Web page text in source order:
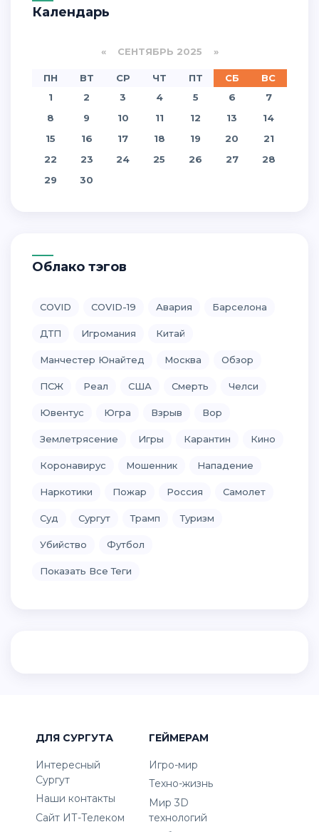
Календарь
«СЕНТЯБРЬ 2025 »
ПН ВТ СР ЧТ ПТ СБ
ВС
1
2 3 4 5 6
7
8
9 10 11 12 13
14
15
16 17 18 19 20
21
22
23 24 25 26 27
28
29
30
Облако тэгов
COVID COVID-19 Авария Барселона
ДТП Игромания Китай
Манчестер Юнайтед Москва Обзор
ПСЖ Реал США Смерть Челси
Ювентус Югра Взрыв Вор
Землетрясение Игры Карантин Кино
Коронавирус Мошенник Нападение
Наркотики Пожар Россия Самолет
Суд Сургут Трамп Туризм
Убийство Футбол
Показать Все Теги
ДЛЯ СУРГУТА
Интересный
Сургут
Наши контакты
Сайт ИТ-Телеком
ГЕЙМЕРАМ
Игро-мир
Техно-жизнь
Мир 3D
технологий